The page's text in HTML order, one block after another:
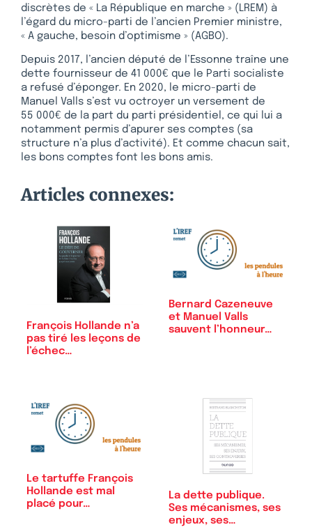
discrètes de « La République en marche » (LREM) à
l’égard du micro-parti de l’ancien Premier ministre,
« A gauche, besoin d’optimisme » (AGBO).
Depuis 2017, l’ancien député de l’Essonne traîne une
dette fournisseur de 41 000€ que le Parti socialiste
a refusé d’éponger. En 2020, le micro-parti de
Manuel Valls s’est vu octroyer un versement de
55 000€ de la part du parti présidentiel, ce qui lui a
notamment permis d’apurer ses comptes (sa
structure n’a plus d’activité). Et comme chacun sait,
les bons comptes font les bons amis.
Articles connexes:
François Hollande n’a
pas tiré les leçons de
l’échec…
Bernard Cazeneuve
et Manuel Valls
sauvent l’honneur…
Le tartuffe François
Hollande est mal
placé pour…
La dette publique.
Ses mécanismes, ses
enjeux, ses…